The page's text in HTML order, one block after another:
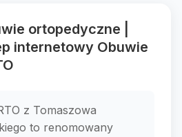
ortopedyczne |
internetowy Obuwie
z Tomaszowa
to renomowany